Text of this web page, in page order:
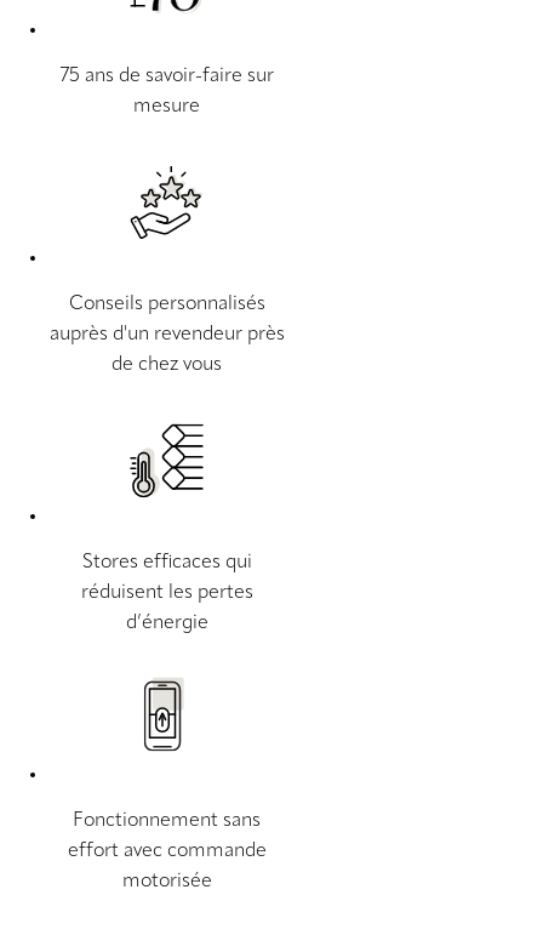
75 ans de savoir-faire sur
mesure
Conseils personnalisés
auprès d'un revendeur près
de chez vous
Stores efficaces qui
réduisent les pertes
d’énergie
Fonctionnement sans
effort avec commande
motorisée